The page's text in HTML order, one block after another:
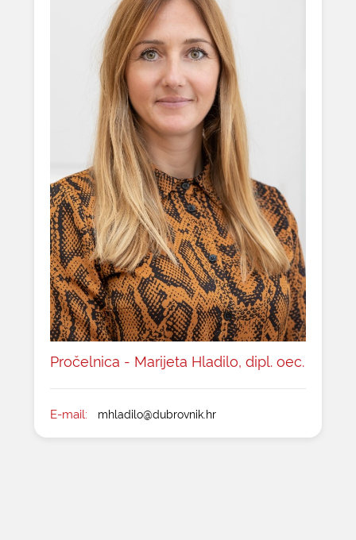
Pročelnica - Marijeta Hladilo, dipl. oec.
E-mail: mhladilo@dubrovnik.hr